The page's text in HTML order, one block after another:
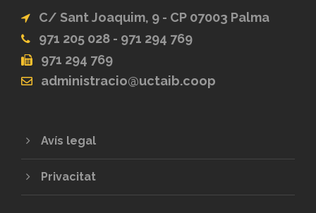
C/ Sant Joaquim, 9 - CP 07003 Palma
971 205 028 - 971 294 769
971 294 769
administracio@uctaib.coop
Avís legal
Privacitat